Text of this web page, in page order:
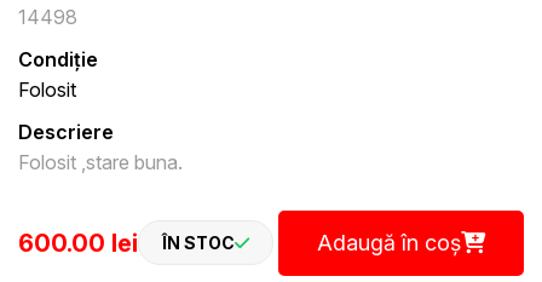
14498
Condiție
Folosit
Descriere
Folosit ,stare buna.
600.00 lei ÎN STOC Adaugă în coș